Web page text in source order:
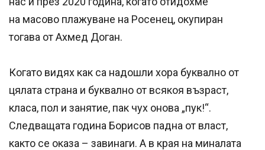
на масово плажуване на Росенец, окупиран
тогава от Ахмед Доган.
Когато видях как са надошли хора буквално от
цялата страна и буквално от всякоя възраст,
класа, пол и занятие, пак чух онова „пук!“.
Следващата година Борисов падна от власт,
както се оказа – завинаги. А в края на миналата